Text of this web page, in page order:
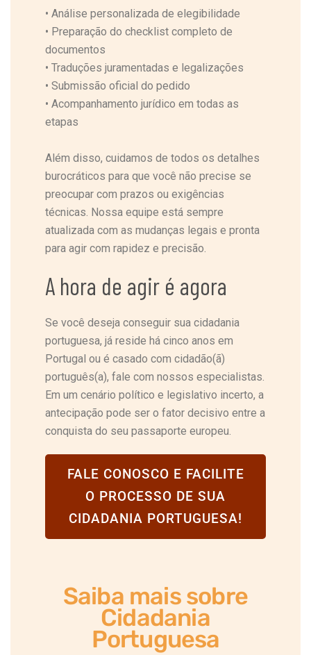
• Análise personalizada de elegibilidade
• Preparação do checklist completo de
documentos
• Traduções juramentadas e legalizações
• Submissão oficial do pedido
• Acompanhamento jurídico em todas as
etapas
Além disso, cuidamos de todos os detalhes
burocráticos para que você não precise se
preocupar com prazos ou exigências
técnicas. Nossa equipe está sempre
atualizada com as mudanças legais e pronta
para agir com rapidez e precisão.
A hora de agir é agora
Se você deseja conseguir sua cidadania
portuguesa, já reside há cinco anos em
Portugal ou é casado com cidadão(ã)
português(a), fale com nossos especialistas.
Em um cenário político e legislativo incerto, a
antecipação pode ser o fator decisivo entre a
conquista do seu passaporte europeu.
FALE CONOSCO E FACILITE
O PROCESSO DE SUA
CIDADANIA PORTUGUESA!
Saiba mais sobre
Cidadania
Portuguesa